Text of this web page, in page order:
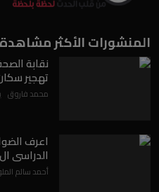
المنشورات الأكثر مشاهدة
نقابة
تهجير
محمد فاروق
اعرف
الدراسى
أحمد سالم